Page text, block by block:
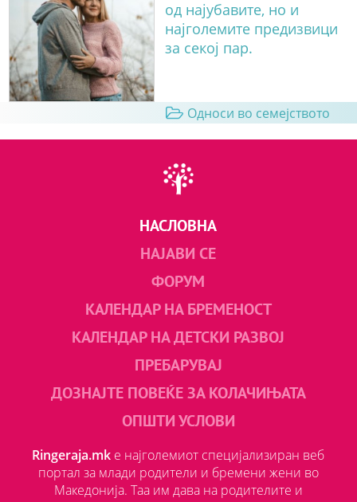
од најубавите, но и
најголемите предизвици
за секој пар.
Односи во семејството
НАСЛОВНА
НАЈАВИ СЕ
ФОРУМ
КАЛЕНДАР НА БРЕМЕНОСТ
КАЛЕНДАР НА ДЕТСКИ РАЗВОЈ
ПРЕБАРУВАЈ
ДОЗНАЈТЕ ПОВЕЌЕ ЗА КОЛАЧИЊАТА
ОПШТИ УСЛОВИ
Ringeraja.mk е најголемиот специјализиран веб
портал за млади родители и бремени жени во
Македонија. Таа им дава на родителите и